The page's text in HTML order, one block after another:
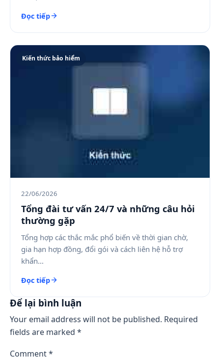
Đọc tiếp
Kiến thức bảo hiểm
22/06/2026
Tổng đài tư vấn 24/7 và những câu hỏi
thường gặp
Tổng hợp các thắc mắc phổ biến về thời gian chờ,
gia hạn hợp đồng, đổi gói và cách liên hệ hỗ trợ
khẩn…
Đọc tiếp
Để lại bình luận
Your email address will not be published. Required
fields are marked *
Comment*